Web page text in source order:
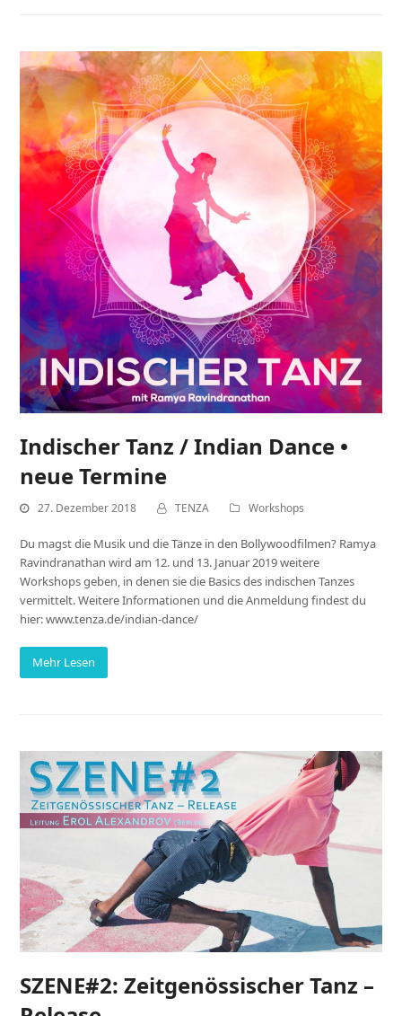
Indischer Tanz / Indian Dance •
neue Termine
27. Dezember 2018 TENZA Workshops
Du magst die Musik und die Tänze in den Bollywoodfilmen? Ramya
Ravindranathan wird am 12. und 13. Januar 2019 weitere
Workshops geben, in denen sie die Basics des indischen Tanzes
vermittelt. Weitere Informationen und die Anmeldung findest du
hier: www.tenza.de/indian-dance/
Mehr Lesen
SZENE#2: Zeitgenössischer Tanz –